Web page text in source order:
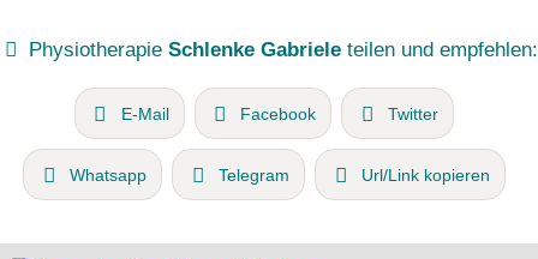
Physiotherapie Schlenke Gabrieleteilen und empfehlen:
E-Mail Facebook Twitter
Whatsapp Telegram Url/Link kopieren